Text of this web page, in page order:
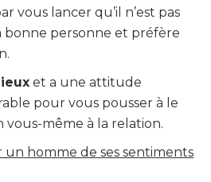
vous lancer qu’il n’est pas
bonne personne et préfère
et a une attitude
pour vous pousser à le
même à la relation.
homme de ses sentiments